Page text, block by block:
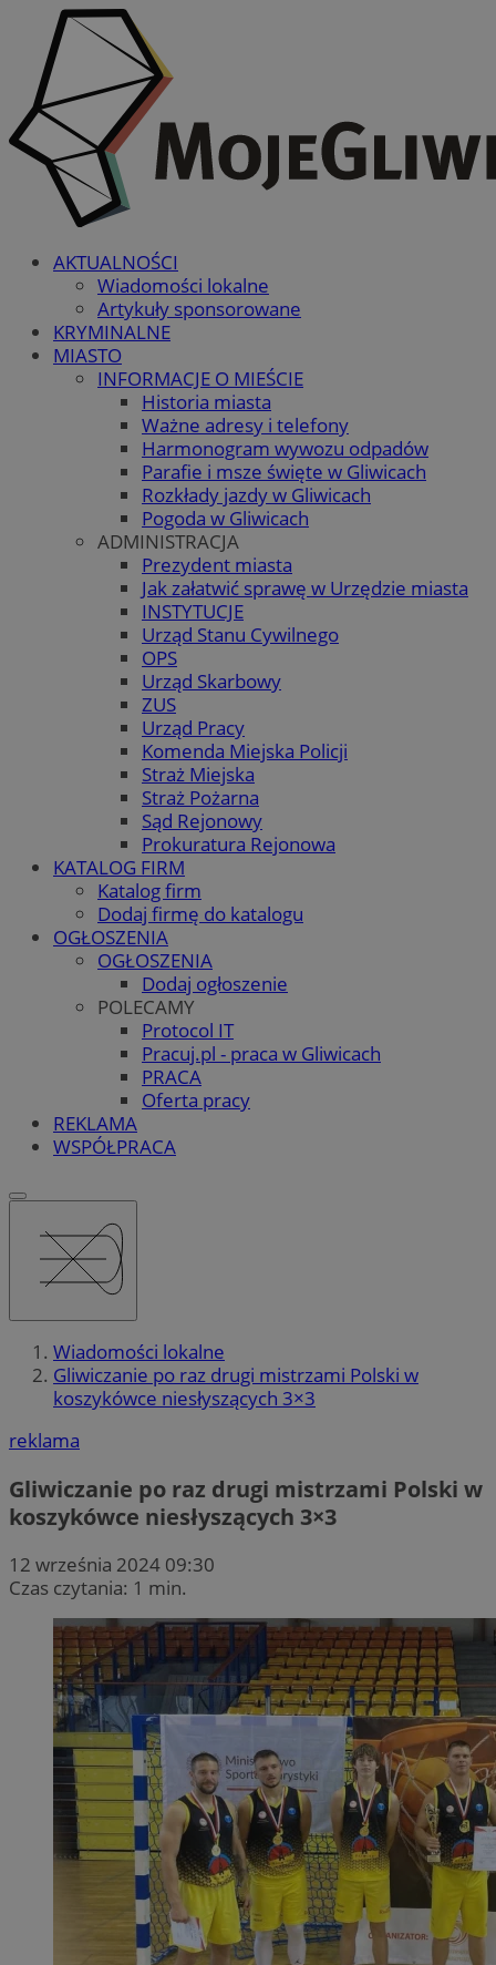
AKTUALNOŚCI
Wiadomości lokalne
Artykuły sponsorowane
KRYMINALNE
MIASTO
INFORMACJE O MIEŚCIE
Historia miasta
Ważne adresy i telefony
Harmonogram wywozu odpadów
Parafie i msze święte w Gliwicach
Rozkłady jazdy w Gliwicach
Pogoda w Gliwicach
ADMINISTRACJA
Prezydent miasta
Jak załatwić sprawę w Urzędzie miasta
INSTYTUCJE
Urząd Stanu Cywilnego
OPS
Urząd Skarbowy
ZUS
Urząd Pracy
Komenda Miejska Policji
Straż Miejska
Straż Pożarna
Sąd Rejonowy
Prokuratura Rejonowa
KATALOG FIRM
Katalog firm
Dodaj firmę do katalogu
OGŁOSZENIA
OGŁOSZENIA
Dodaj ogłoszenie
POLECAMY
Protocol IT
Pracuj.pl - praca w Gliwicach
PRACA
Oferta pracy
REKLAMA
WSPÓŁPRACA
Wiadomości lokalne
Gliwiczanie po raz drugi mistrzami Polski w
koszykówce niesłyszących 3×3
reklama
Gliwiczanie po raz drugi mistrzami Polski w
koszykówce niesłyszących 3×3
12 września 2024 09:30
Czas czytania: 1 min.